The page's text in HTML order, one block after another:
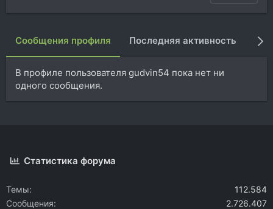
Сообщения профиля Последняя активность
В профиле пользователя gudvin54 пока нет ни
одного сообщения.
Статистика форума
Темы
112.584
Сообщения
2.726.407